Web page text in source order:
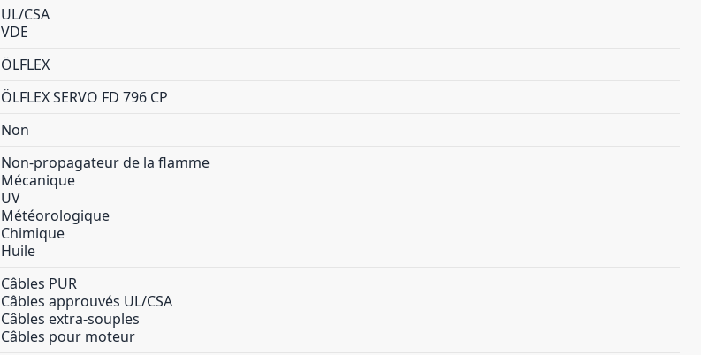
UL/CSA
VDE
ÖLFLEX
ÖLFLEX SERVO FD 796 CP
Non
Non-propagateur de la flamme
Mécanique
UV
Météorologique
Chimique
Huile
Câbles PUR
Câbles approuvés UL/CSA
Câbles extra-souples
Câbles pour moteur